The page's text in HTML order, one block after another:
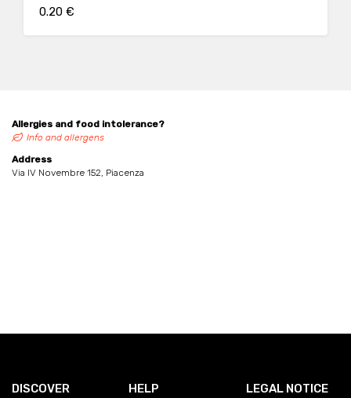
0.20 €
Allergies and food intolerance?
Info and allergens
Address
Via IV Novembre 152, Piacenza
DISCOVER HELP LEGAL NOTICE